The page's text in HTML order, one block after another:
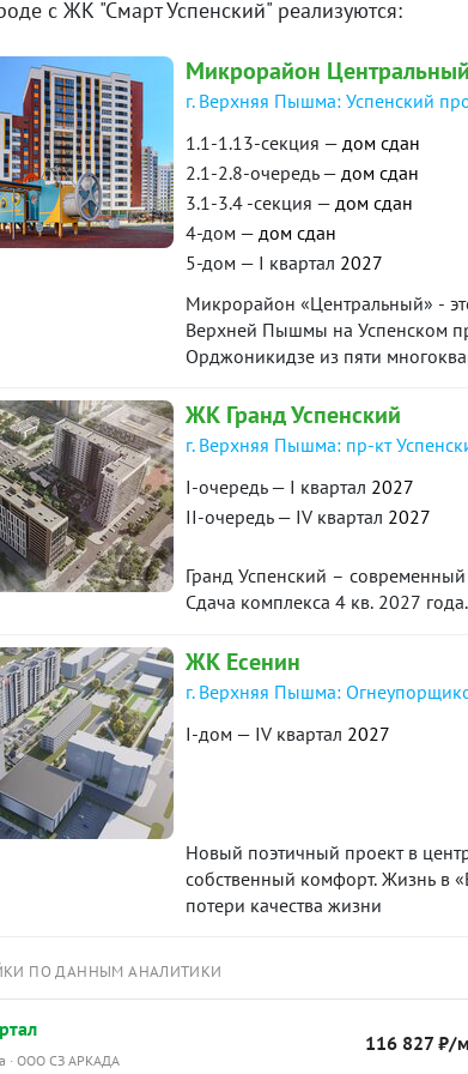
что обеспечивает защиту Ваших рисков.
работают со всеми крупными
можно дистанционно*. На время
цене.
для получения положительного
с ЖК "Смарт Успенский" реализуются:
Микрорайон Центральный
г. Верхняя Пышма: Успенский
1.1-1.13-секция — дом сдан
2.1-2.8-очередь — дом сдан
3.1-3.4 -секция — дом сдан
4-дом — дом сдан
5-дом — I квартал 2027
Микрорайон «Центральный» -
Верхней Пышмы на Успенском
Орджоникидзе из пяти
паркингом для автомобилей.
ЖК Гранд Успенский
г. Верхняя Пышма: пр-кт
I-очередь — I квартал 2027
II-очередь — IV квартал 2027
Гранд Успенский –
Сдача комплекса 4 кв. 2027 года.
ЖК Есенин
г. Верхняя Пышма:
I-дом — IV квартал 2027
Новый поэтичный проект в
собственный комфорт. Жизнь в
потери качества жизни
ПО ДАННЫМ АНАЛИТИКИ
· ООО СЗ АРКАДА
116 827 ₽/